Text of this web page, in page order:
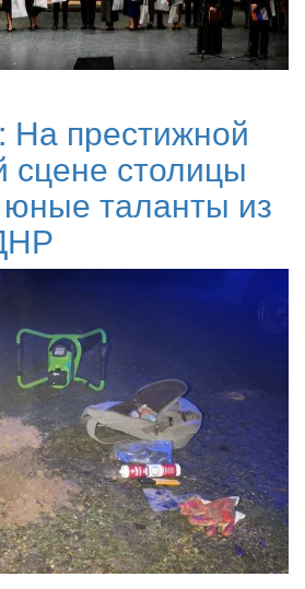
На престижной
сцене столицы
таланты из